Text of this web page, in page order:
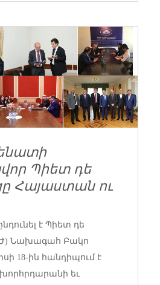
Պիետ դե
Հայաստան ու
է Պիետ դե
Նախագահ Բակո
18-ին հանդիպում է
խորհրդարանի եւ